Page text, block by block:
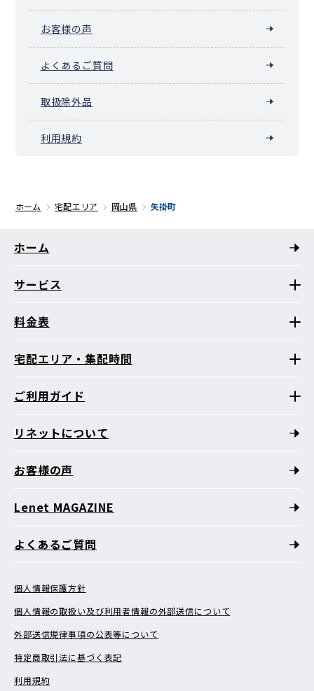
お客様の声
よくあるご質問
取扱除外品
利用規約
ホーム 宅配エリア 岡山県 矢掛町
ホーム
サービス
料金表
宅配エリア・集配時間
ご利用ガイド
リネットについて
お客様の声
Lenet MAGAZINE
よくあるご質問
個人情報保護方針
個人情報の取扱い及び利用者情報の外部送信について
外部送信規律事項の公表等について
特定商取引法に基づく表記
利用規約